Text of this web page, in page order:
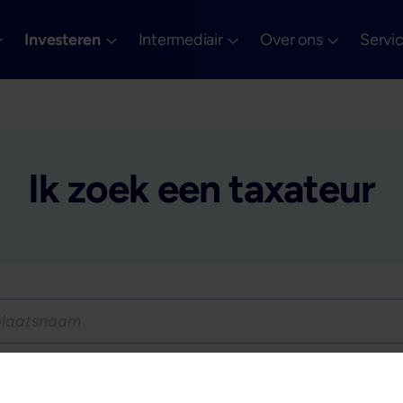
Investeren Intermediair Over ons
Ik zoek een taxateur